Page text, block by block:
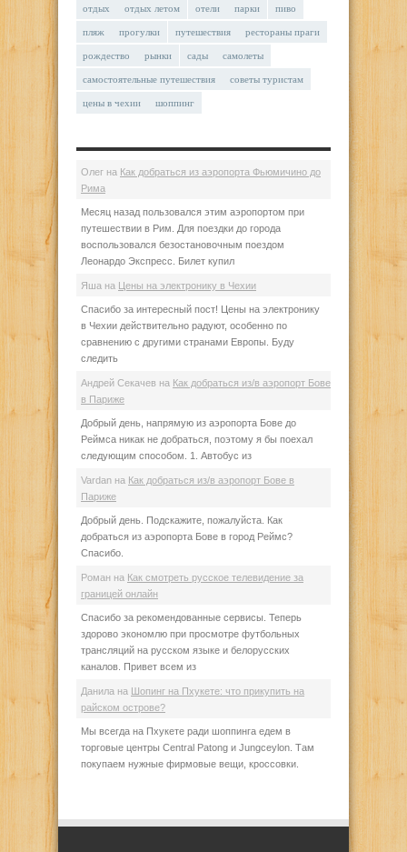
отдых отдых летом отели парки пиво
пляж прогулки путешествия рестораны праги
рождество рынки сады самолеты
самостоятельные путешествия советы туристам
цены в чехии шоппинг
Олег на Как добраться из аэропорта Фьюмичино до
Рима
Месяц назад пользовался этим аэропортом при
путешествии в Рим. Для поездки до города
воспользовался безостановочным поездом
Леонардо Экспресс. Билет купил
Яша на Цены на электронику в Чехии
Спасибо за интересный пост! Цены на электронику
в Чехии действительно радуют, особенно по
сравнению с другими странами Европы. Буду
следить
Андрей Секачев на Как добраться из/в аэропорт Бове
в Париже
Добрый день, напрямую из аэропорта Бове до
Реймса никак не добраться, поэтому я бы поехал
следующим способом. 1. Автобус из
Vardan на Как добраться из/в аэропорт Бове в
Париже
Добрый день. Подскажите, пожалуйста. Как
добраться из аэропорта Бове в город Реймс?
Спасибо.
Роман на Как смотреть русское телевидение за
границей онлайн
Спасибо за рекомендованные сервисы. Теперь
здорово экономлю при просмотре футбольных
трансляций на русском языке и белорусских
каналов. Привет всем из
Данила на Шопинг на Пхукете: что прикупить на
райском острове?
Мы всегда на Пхукете ради шоппинга едем в
торговые центры Central Patong и Jungceylon. Там
покупаем нужные фирмовые вещи, кроссовки.